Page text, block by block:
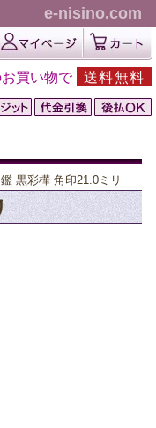
e-nisino.com
買い物で 送料無料
黒彩樺 角印21.0ミリ